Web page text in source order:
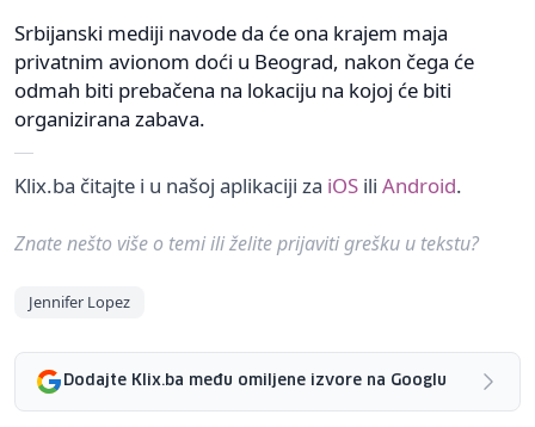
Srbijanski mediji navode da će ona krajem maja
privatnim avionom doći u Beograd, nakon čega će
odmah biti prebačena na lokaciju na kojoj će biti
organizirana zabava.
Klix.ba čitajte i u našoj aplikaciji za iOS ili Android.
Znate nešto više o temi ili želite prijaviti grešku u tekstu?
Jennifer Lopez
Dodajte Klix.ba među omiljene izvore na Googlu